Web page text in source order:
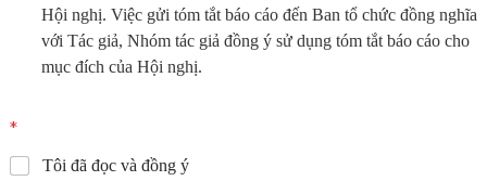
Hội nghị. Việc gửi tóm tắt báo cáo đến Ban tổ chức đồng nghĩa
với Tác giả, Nhóm tác giả đồng ý sử dụng tóm tắt báo cáo cho
mục đích của Hội nghị.
*
Tôi đã đọc và đồng ý